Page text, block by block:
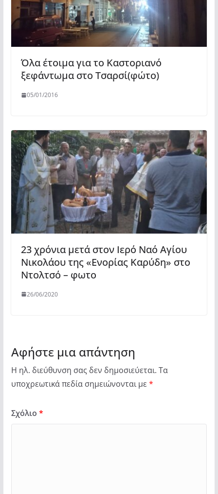
Όλα έτοιμα για το Καστοριανό
ξεφάντωμα στο Τσαρσί(φώτο)
05/01/2016
23 χρόνια μετά στον Ιερό Ναό Αγίου
Νικολάου της «Ενορίας Καρύδη» στο
Ντολτσό – φωτο
26/06/2020
Αφήστε μια απάντηση
Η ηλ. διεύθυνση σας δεν δημοσιεύεται. Τα
υποχρεωτικά πεδία σημειώνονται με *
Σχόλιο *